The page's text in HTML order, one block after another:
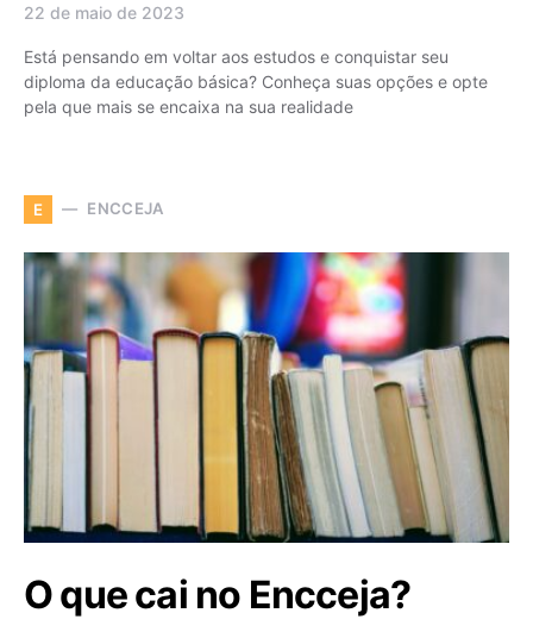
22 de maio de 2023
Está pensando em voltar aos estudos e conquistar seu
diploma da educação básica? Conheça suas opções e opte
pela que mais se encaixa na sua realidade
E ENCCEJA
O que cai no Encceja?